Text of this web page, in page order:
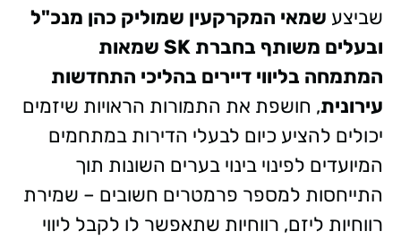
שביצע שמאי המקרקעין שמוליק כהן מנכ"ל
ובעלים משותף בחברת SK שמאות
המתמחה בליווי דיירים בהליכי התחדשות
עירונית, חושפת את התמורות הראויות שיזמים
יכולים להציע כיום לבעלי הדירות במתחמים
המיועדים לפינוי בינוי בערים השונות תוך
התייחסות למספר פרמטרים חשובים – שמירת
רווחיות ליזם, רווחיות שתאפשר לו לקבל ליווי